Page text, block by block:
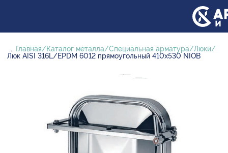
... Главная Каталог металла Специальная арматура
Люки
Люк AISI 316L/EPDM 6012 прямоугольный 410х530 NIOB